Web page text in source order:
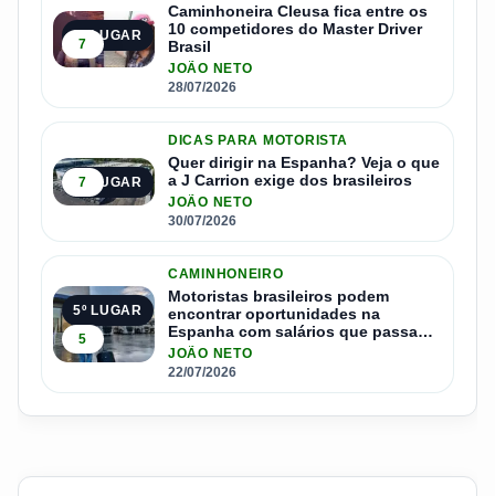
3º LUGAR
7
Caminhoneira Cleusa fica entre os
10 competidores do Master Driver
Brasil
JOÃO NETO
28/07/2026
4º LUGAR
7
DICAS PARA MOTORISTA
Quer dirigir na Espanha? Veja o que
a J Carrion exige dos brasileiros
JOÃO NETO
30/07/2026
5º LUGAR
5
CAMINHONEIRO
Motoristas brasileiros podem
encontrar oportunidades na
Espanha com salários que passam
de R$ 17 mil por mês
JOÃO NETO
22/07/2026